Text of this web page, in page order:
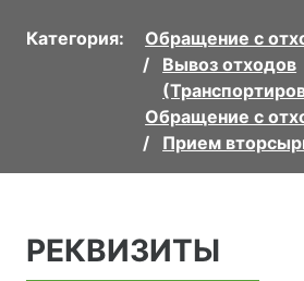
Категория:
Обращение с
Вывоз отходов
Обращение с
Прием
РЕКВИЗИТЫ